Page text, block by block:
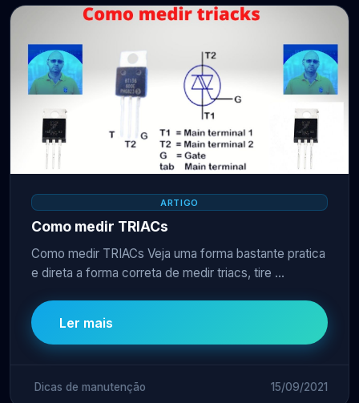
ARTIGO
Como medir TRIACs
Como medir TRIACs Veja uma forma bastante pratica
e direta a forma correta de medir triacs, tire ...
Ler mais
Dicas de manutenção 15/09/2021